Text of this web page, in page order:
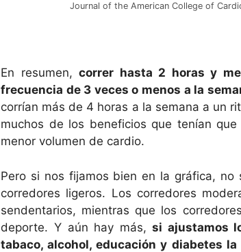
Journal of the American College of
En resumen,correr hasta 2 horas y
frecuencia de 3 veces o menos a la
corrían más de 4 horas a la semana a un
muchos de los beneficios que tenían
menor volumen de cardio.
Pero si nos fijamos bien en la gráfica,
corredores ligeros. Los corredores
sendentarios, mientras que los
deporte. Y aún hay más, si ajustamos
tabaco, alcohol, educación y diabetes